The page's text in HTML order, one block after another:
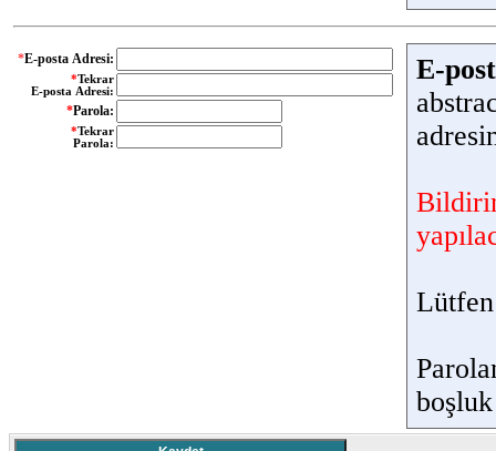
*E-posta Adresi:
*Tekrar
E-posta Adresi:
*Parola:
*Tekrar
Parola:
E-